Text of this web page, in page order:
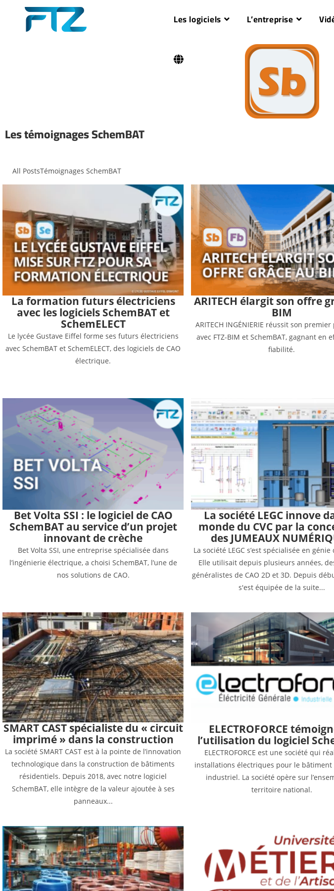
Les logiciels L’entreprise
Les témoignages SchemBAT
All PostsTémoignages SchemBAT
La formation futurs électriciens
avec les logiciels SchemBAT et
SchemELECT
Le lycée Gustave Eiffel forme ses futurs électriciens
avec SchemBAT et SchemELECT, des logiciels de CAO
électrique.
ARITECH élargit son offre
BIM
ARITECH INGÉNIERIE réussit son
avec FTZ-BIM et SchemBAT, gagnant en
fiabilité.
Bet Volta SSI : le logiciel de CAO
SchemBAT au service d’un projet
innovant de crèche
Bet Volta SSI, une entreprise spécialisée dans
l’ingénierie électrique, a choisi SchemBAT, l’une de
nos solutions de CAO.
La société LEGC innove
monde du CVC par la
des JUMEAUX
La société LEGC s’est spécialisée en
Elle utilisait depuis plusieurs années,
généralistes de CAO 2D et 3D. Depuis
s'est équipée de la suite...
SMART CAST spécialiste du « circuit
imprimé » dans la construction
La société SMART CAST est à la pointe de l’innovation
technologique dans la construction de bâtiments
résidentiels. Depuis 2018, avec notre logiciel
SchemBAT, elle intègre de la valeur ajoutée à ses
panneaux...
ELECTROFORCE
l’utilisation du logiciel
ELECTROFORCE est une société qui
installations électriques pour le
industriel. La société opère sur
territoire national.